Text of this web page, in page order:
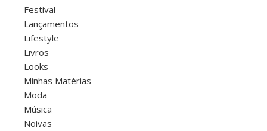
Festival
Lançamentos
Lifestyle
Livros
Looks
Minhas Matérias
Moda
Música
Noivas